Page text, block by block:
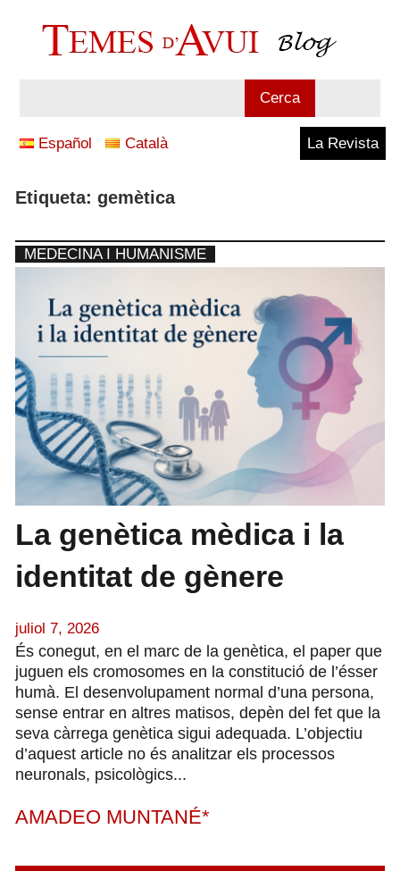
Temes
Cerca
Español Català La Revista
Etiqueta: gemètica
MEDECINA I HUMANISME
La genètica mèdica i la
identitat de gènere
juliol 7, 2026
És conegut, en el marc de la genètica, el paper que
juguen els cromosomes en la constitució de l’ésser
humà. El desenvolupament normal d’una persona,
sense entrar en altres matisos, depèn del fet que la
seva càrrega genètica sigui adequada. L’objectiu
d’aquest article no és analitzar els processos
neuronals, psicològics...
AMADEO MUNTANÉ*